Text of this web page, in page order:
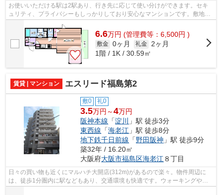
お使いいただける駅は2駅あり、行き先に応じて使い分けができます。セキ
ュリティ、プライバシーもしっかりしており安心なマンションです。敷地内
ごみ置き場があるため気軽にごみ捨てを...
6.6万円 (管理費等：6,500円 )
敷金 0ヶ月 礼金 2ヶ月
1階 / 1K / 30.59㎡
賃貸 | マンション エスリード福島第2
敷0 礼0
3.5万円～4万円
阪神本線 「淀川
」駅 徒歩3分
東西線 「海老江 」駅 徒歩8分
地下鉄千日前線 「野田阪神 」駅 徒歩9分
築32年 / 16.20㎡
大阪府大阪市福島区海老江 ８丁目
日々の買い物も近くにマルハチ大開店(312m)があるので楽々。物件周辺に
は、徒歩1分圏内に駅などもあり、交通環境も快適です。ウォーキングやラ
ンニングが趣味の方に住んでもらいたいの...